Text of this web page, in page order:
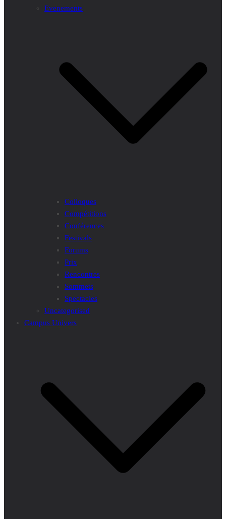
Evenements
Colloques
Compétitions
Conférences
Festivals
Forums
Prix
Rencontres
Sommets
Spectacles
Uncategorised
Campus Univers